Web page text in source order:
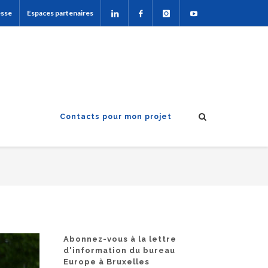
Espaces partenaires
Contacts pour mon projet
Abonnez-vous à la lettre
d'information du bureau
Europe à Bruxelles